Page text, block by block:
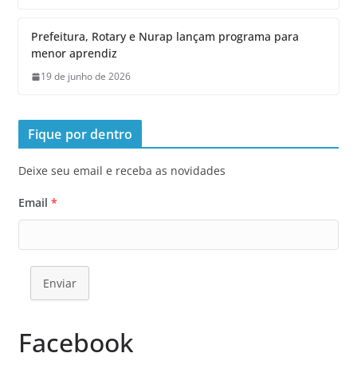
Prefeitura, Rotary e Nurap lançam programa para
menor aprendiz
19 de junho de 2026
Fique por dentro
Deixe seu email e receba as novidades
Email *
Enviar
Facebook